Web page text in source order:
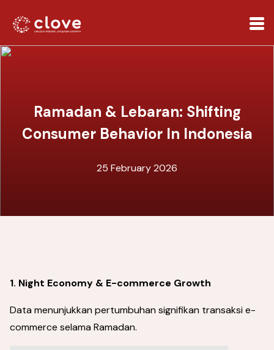
Ramadan & Lebaran: Shifting
Consumer Behavior In Indonesia
25 February 2026
1. Night Economy & E-commerce Growth
Data menunjukkan pertumbuhan signifikan transaksi e-
commerce selama Ramadan.